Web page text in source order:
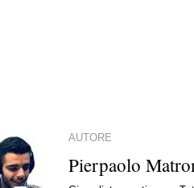
AUTORE
Pierpaolo